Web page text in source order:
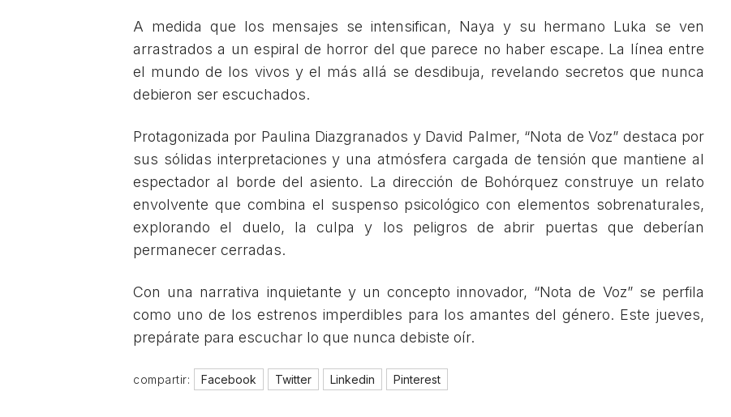
A medida que los mensajes se intensifican, Naya y su hermano Luka se ven
arrastrados a un espiral de horror del que parece no haber escape. La línea entre
el mundo de los vivos y el más allá se desdibuja, revelando secretos que nunca
debieron ser escuchados.
Protagonizada por Paulina Diazgranados y David Palmer, “Nota de Voz” destaca por
sus sólidas interpretaciones y una atmósfera cargada de tensión que mantiene al
espectador al borde del asiento. La dirección de Bohórquez construye un relato
envolvente que combina el suspenso psicológico con elementos sobrenaturales,
explorando el duelo, la culpa y los peligros de abrir puertas que deberían
permanecer cerradas.
Con una narrativa inquietante y un concepto innovador, “Nota de Voz” se perfila
como uno de los estrenos imperdibles para los amantes del género. Este jueves,
prepárate para escuchar lo que nunca debiste oír.
compartir: Facebook Twitter Linkedin Pinterest